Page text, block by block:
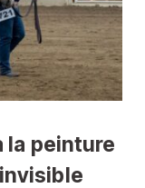
la peinture